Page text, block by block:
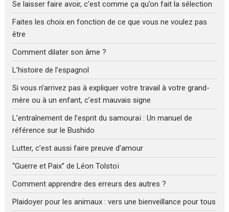
Se laisser faire avoir, c’est comme ça qu’on fait la sélection
Faites les choix en fonction de ce que vous ne voulez pas
être
Comment dilater son âme ?
L’histoire de l’espagnol
Si vous n’arrivez pas à expliquer votre travail à votre grand-
mère ou à un enfant, c’est mauvais signe
L’entraînement de l’esprit du samouraï : Un manuel de
référence sur le Bushido
Lutter, c’est aussi faire preuve d’amour
“Guerre et Paix” de Léon Tolstoï
Comment apprendre des erreurs des autres ?
Plaidoyer pour les animaux : vers une bienveillance pour tous